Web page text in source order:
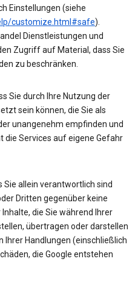
Einstellungen (siehe
customize.html#safe).
Dienstleistungen und
Zugriff auf Material, dass Sie
zu beschränken.
Sie durch Ihre Nutzung der
sein können, die Sie als
unangenehm empfinden und
die Services auf eigene Gefahr
Sie allein verantwortlich sind
Dritten gegenüber keine
die Sie während Ihrer
übertragen oder darstellen
Ihrer Handlungen (einschließlich
die Google entstehen